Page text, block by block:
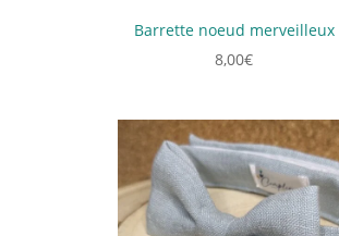
Barrette noeud merveilleux
8,00€